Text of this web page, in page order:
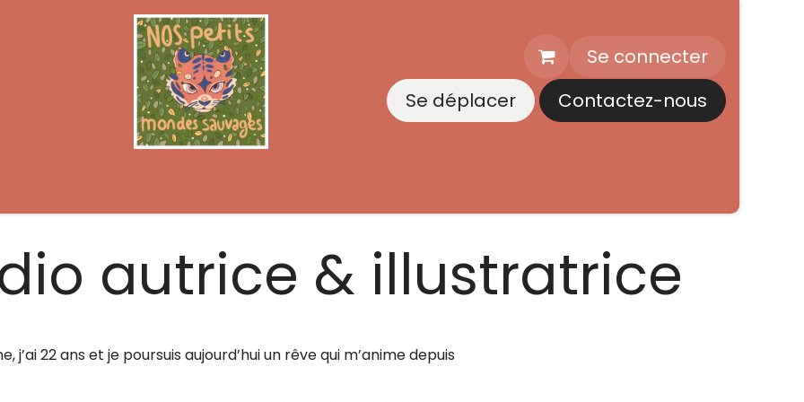
Se connecter
Se déplacer
Contactez-nous
autrice & illustratrice
j’ai 22 ans et je poursuis aujourd’hui un rêve qui m’anime depuis